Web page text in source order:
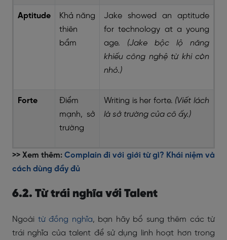
Aptitude
Khả năng
thiên
bẩm
Jake showed an aptitude
for technology at a young
age. (Jake bộc lộ năng
khiếu công nghệ từ khi còn
nhỏ.)
Forte
Điểm
mạnh, sở
trường
Writing is her forte. (Viết lách
là sở trường của cô ấy.)
>> Xem thêm:Complain đi với giới từ gì? Khái niệm và
cách dùng đầy đủ
6.2. Từ trái nghĩa với Talent
Ngoài từ đồng nghĩa, bạn hãy bổ sung thêm các từ
trái nghĩa của talent để sử dụng linh hoạt hơn trong